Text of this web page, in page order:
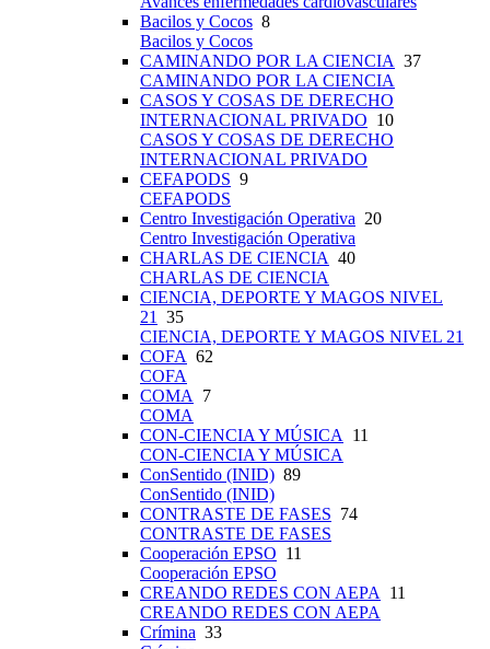
Bacilos y Cocos 8
Bacilos y Cocos
CAMINANDO POR LA CIENCIA 37
CAMINANDO POR LA CIENCIA
CASOS Y COSAS DE DERECHO
INTERNACIONAL PRIVADO 10
CASOS Y COSAS DE DERECHO
INTERNACIONAL PRIVADO
CEFAPODS 9
CEFAPODS
Centro Investigación Operativa 20
Centro Investigación Operativa
CHARLAS DE CIENCIA 40
CHARLAS DE CIENCIA
CIENCIA, DEPORTE Y MAGOS NIVEL
21
35
CIENCIA, DEPORTE Y MAGOS NIVEL 21
COFA 62
COFA
COMA
7
COMA
CON-CIENCIA Y MÚSICA
11
CON-CIENCIA Y MÚSICA
ConSentido (INID) 89
ConSentido (INID)
CONTRASTE DE FASES 74
CONTRASTE DE FASES
Cooperación EPSO 11
Cooperación EPSO
CREANDO REDES CON AEPA
11
CREANDO REDES CON AEPA
Crímina 33